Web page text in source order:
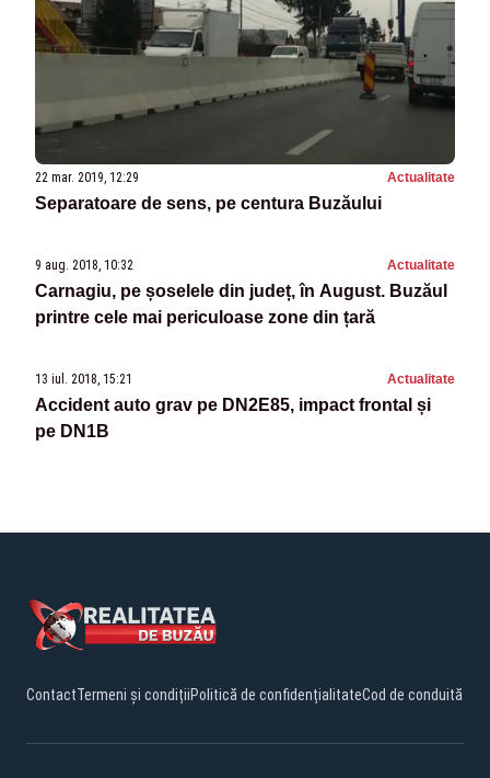
22 mar. 2019, 12:29 Actualitate
Separatoare de sens, pe centura Buzăului
9 aug. 2018, 10:32 Actualitate
Carnagiu, pe șoselele din județ, în August. Buzăul
printre cele mai periculoase zone din țară
13 iul. 2018, 15:21 Actualitate
Accident auto grav pe DN2E85, impact frontal și
pe DN1B
ContactTermeni și condițiiPolitică de confidențialitateCod de conduită